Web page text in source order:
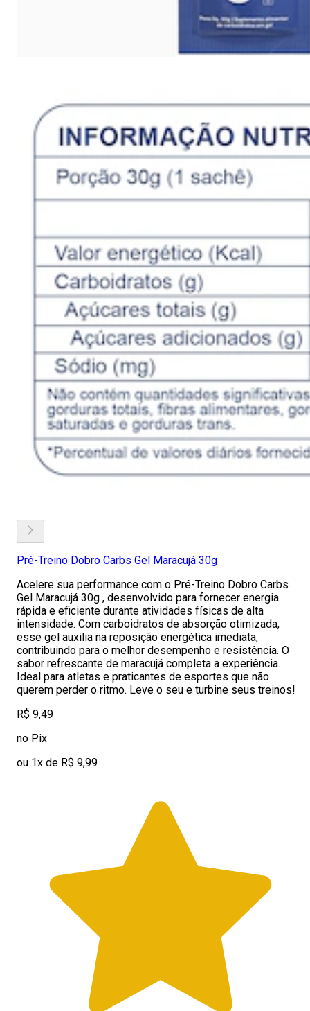
Pré-Treino Dobro Carbs Gel Maracujá 30g
Acelere sua performance com o Pré-Treino Dobro Carbs
Gel Maracujá 30g , desenvolvido para fornecer energia
rápida e eficiente durante atividades físicas de alta
intensidade. Com carboidratos de absorção otimizada,
esse gel auxilia na reposição energética imediata,
contribuindo para o melhor desempenho e resistência. O
sabor refrescante de maracujá completa a experiência.
Ideal para atletas e praticantes de esportes que não
querem perder o ritmo. Leve o seu e turbine seus treinos!
R$ 9,49
no Pix
ou 1x de R$ 9,99